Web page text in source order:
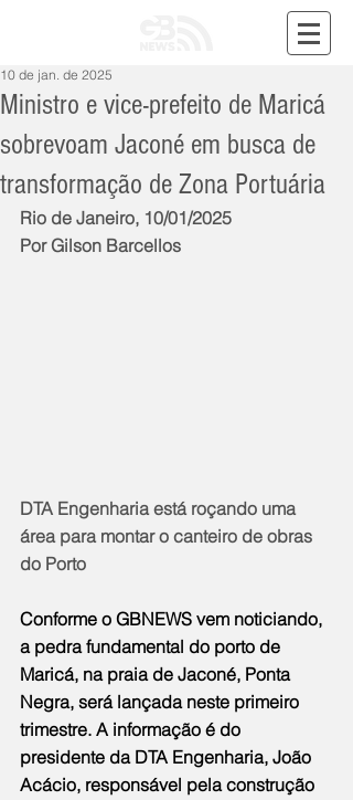
Ministro e vice-prefeito de Maricá
sobrevoam Jaconé em busca de
transformação de Zona Portuária
10 de jan. de 2025
Rio de Janeiro, 10/01/2025
Por Gilson Barcellos
DTA Engenharia está roçando uma
área para montar o canteiro de obras
do Porto
Conforme o GBNEWS vem noticiando,
a pedra fundamental do porto de
Maricá, na praia de Jaconé, Ponta
Negra, será lançada neste primeiro
trimestre. A informação é do
presidente da DTA Engenharia, João
Acácio, responsável pela construção